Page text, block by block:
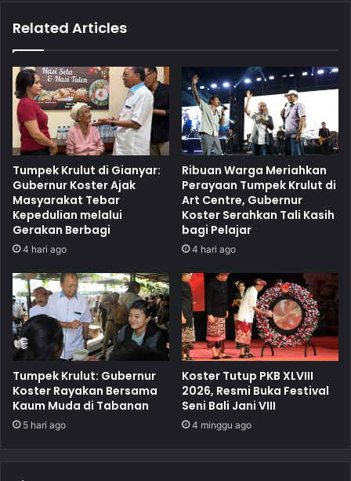
Related Articles
Tumpek Krulut di Gianyar:
Gubernur Koster Ajak
Masyarakat Tebar
Kepedulian melalui
Gerakan Berbagi
4 hari ago
Ribuan Warga Meriahkan
Perayaan Tumpek Krulut di
Art Centre, Gubernur
Koster Serahkan Tali Kasih
bagi Pelajar
4 hari ago
Tumpek Krulut: Gubernur
Koster Rayakan Bersama
Kaum Muda di Tabanan
5 hari ago
Koster Tutup PKB XLVIII
2026, Resmi Buka Festival
Seni Bali Jani VIII
4 minggu ago